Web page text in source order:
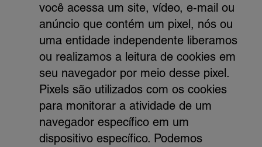
você acessa um site, vídeo, e-mail ou
anúncio que contém um pixel, nós ou
uma entidade independente liberamos
ou realizamos a leitura de cookies em
seu navegador por meio desse pixel.
Pixels são utilizados com os cookies
para monitorar a atividade de um
navegador específico em um
dispositivo específico. Podemos